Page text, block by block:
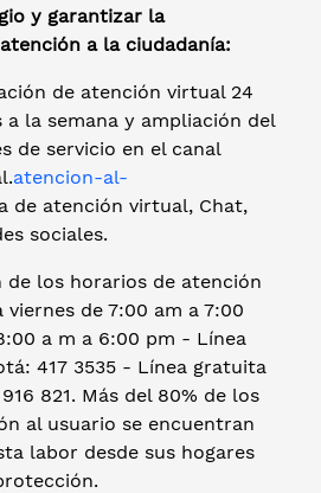
y garantizar la
a la ciudadanía:
de atención virtual 24
a la semana y ampliación del
de servicio en el canal
atencion-al-
de atención virtual, Chat,
sociales.
los horarios de atención
de 7:00 am a 7:00
a m a 6:00 pm - Línea
417 3535 - Línea gratuita
821. Más del 80% de los
al usuario se encuentran
labor desde sus hogares